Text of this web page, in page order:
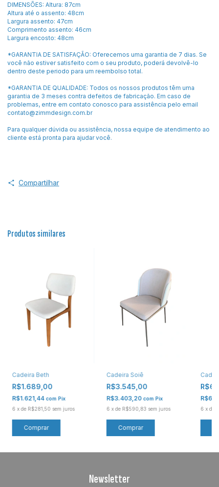
DIMENSÕES: Altura: 87cm
Altura até o assento: 48cm
Largura assento: 47cm
Comprimento assento: 46cm
Largura encosto: 48cm
*GARANTIA DE SATISFAÇÃO: Oferecemos uma garantia de 7 dias. Se
você não estiver satisfeito com o seu produto, poderá devolvê-lo
dentro deste periodo para um reembolso total.
*GARANTIA DE QUALIDADE: Todos os nossos produtos têm uma
garantia de 3 meses contra defeitos de fabricação. Em caso de
problemas, entre em contato conosco para assistência pelo email
contato@zimmdesign.com.br
Para qualquer dúvida ou assistência, nossa equipe de atendimento ao
cliente está pronta para ajudar você.
Compartilhar
Produtos similares
Cadeira Beth
R$1.689,00
R$1.621,44 com Pix
6 xde R$281,50 sem juros
Comprar
Cadeira Soiê
R$3.545,00
R$3.403,20 com Pix
6 xde R$590,83 sem juros
Comprar
6 x de
Newsletter